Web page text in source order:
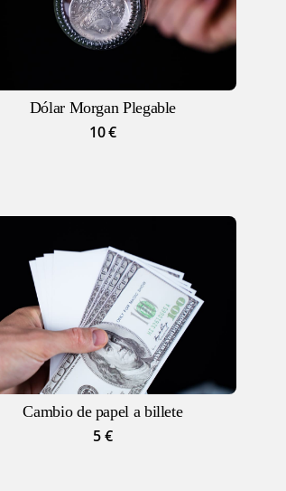
Dólar Morgan Plegable
10€
Cambio de papel a billete
5€